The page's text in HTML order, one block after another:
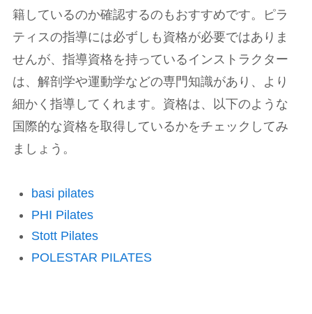
籍しているのか確認するのもおすすめです。ピラ
ティスの指導には必ずしも資格が必要ではありま
せんが、指導資格を持っているインストラクター
は、解剖学や運動学などの専門知識があり、より
細かく指導してくれます。資格は、以下のような
国際的な資格を取得しているかをチェックしてみ
ましょう。
basi pilates
PHI Pilates
Stott Pilates
POLESTAR PILATES